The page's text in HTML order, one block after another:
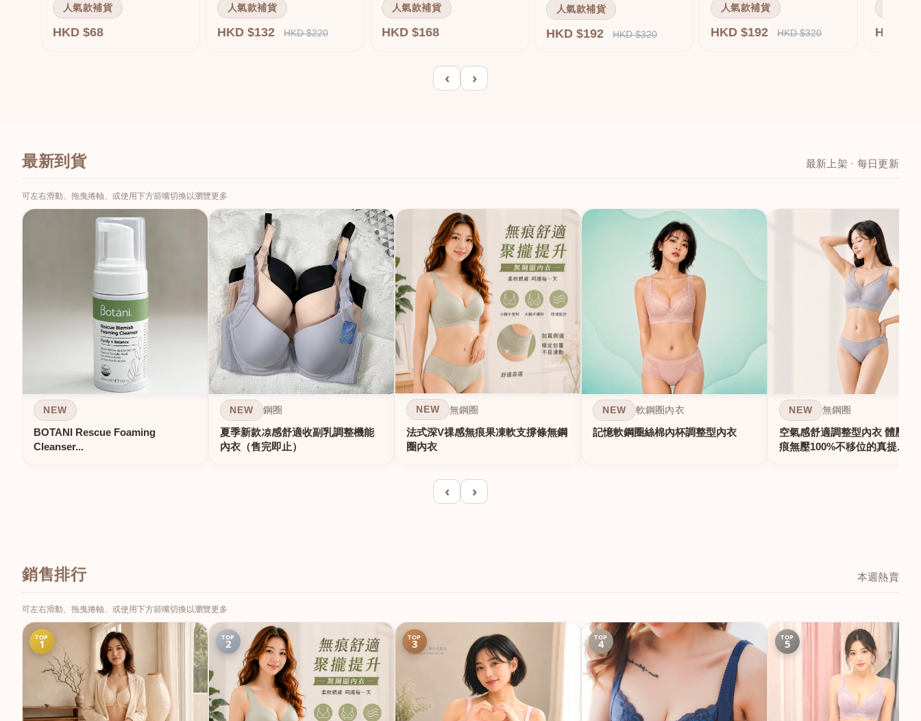
人氣款補貨
HKD $68
人氣款補貨
HKD $132 HKD $220
人氣款補貨
HKD $168
人氣款補貨
HKD $192 HKD $320
人氣款補貨
HKD $192 HKD $320 HKD
‹ ›
最新到貨 最新上架 · 每日更新
可左右滑動、拖曳捲軸、或使用下方箭嘴切換以瀏覽更多
NEW
BOTANI Rescue Foaming
Cleanser...
NEW 鋼圈
夏季新款凉感舒適收副乳調整機能
內衣（售完即止）
NEW 無鋼圈
法式深V祼感無痕果凍軟支撐條無鋼
圈內衣
NEW 軟鋼圈內衣
記憶軟鋼圈絲棉內杯調整型內衣
NEW 無鋼圈
空氣感舒適調整型內衣 體壓雕
痕無壓100%不移位的真提...
‹ ›
銷售排行 本週熱賣
可左右滑動、拖曳捲軸、或使用下方箭嘴切換以瀏覽更多
TOP
1 TOP
2 TOP
3 TOP
4 TOP
5